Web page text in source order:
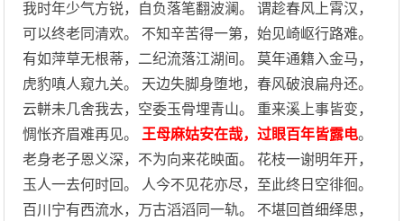
我时年少气方锐，自负落笔翻波澜。 谓趁春风上霄汉，
可以终老同清欢。 不知辛苦得一第，始见崎岖行路难。
有如萍草无根蒂，二纪流落江湖间。 莫年通籍入金马，
虎豹嗔人窥九关。 天边失脚身堕地，春风破浪扁舟还。
云軿未几舍我去，空委玉骨埋青山。 重来溪上事皆变，
惆怅齐眉难再见。 王母麻姑安在哉，过眼百年皆露电。
老身老子恩义深，不为向来花映面。 花枝一谢明年开，
玉人一去何时回。 人今不见花亦尽，至此终日空徘徊。
百川宁有西流水，万古滔滔同一轨。 不堪回首细绎思，